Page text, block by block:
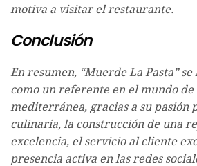
motiva a visitar el restaurante.
Conclusión
En resumen, “Muerde La Pasta”
como un referente en el mundo
mediterránea, gracias a su pasión
culinaria, la construcción de una
excelencia, el servicio al cliente
presencia activa en las redes